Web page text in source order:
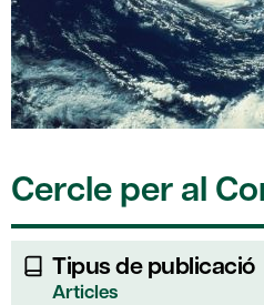
Cercle per al
Tipus de publicació
Articles